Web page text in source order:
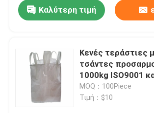
Καλύτερη τιμή
Κενές τεράστιες
τσάντες
1000kg ISO9001
εγκεκριμένες
MOQ：100Piece
Τιμή：$10